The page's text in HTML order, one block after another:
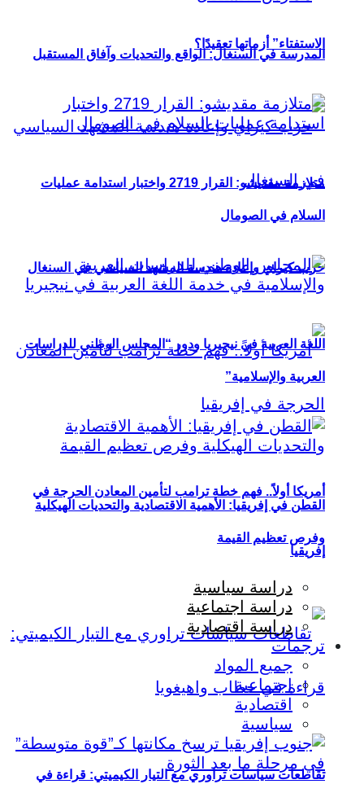
الاستفتاء” أزماتها تعقيدًا؟
حزب كيراي وإعادة هندسة المشهد السياسي في السنغال
أمريكا أولاً.. فهم خطة ترامب لتأمين المعادن الحرجة في
إفريقيا
تقاطعات سياسات تراوري مع التيار الكيميتي: قراءة في
المدرسة في السنغال: الواقع والتحديات وآفاق المستقبل
متلازمة مقديشو: القرار 2719 واختبار استدامة عمليات
السلام في الصومال
اللغة العربية في نيجيريا ودور “المجلس الوطني للدراسات
العربية والإسلامية”
القطن في إفريقيا: الأهمية الاقتصادية والتحديات الهيكلية
وفرص تعظيم القيمة
دراسة سياسية
دراسة اجتماعية
دراسة اقتصادية
ترجمات
جميع المواد
اجتماعية
اقتصادية
سياسية